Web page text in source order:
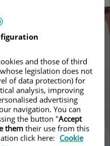
and those of third
legislation does not
of data protection) for
analysis, improving
advertising
navigation. You can
the button "Accept
them their use from this
click here: Cookie